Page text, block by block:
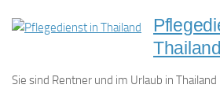
Thailand
Sie sind Rentner und im Urlaub in